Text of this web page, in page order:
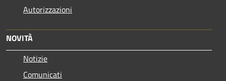
Autorizzazioni
NOVITÀ
Notizie
Comunicati